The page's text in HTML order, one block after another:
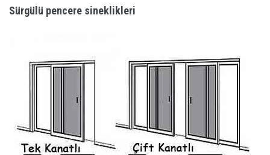
Sürgülü pencere sineklikleri